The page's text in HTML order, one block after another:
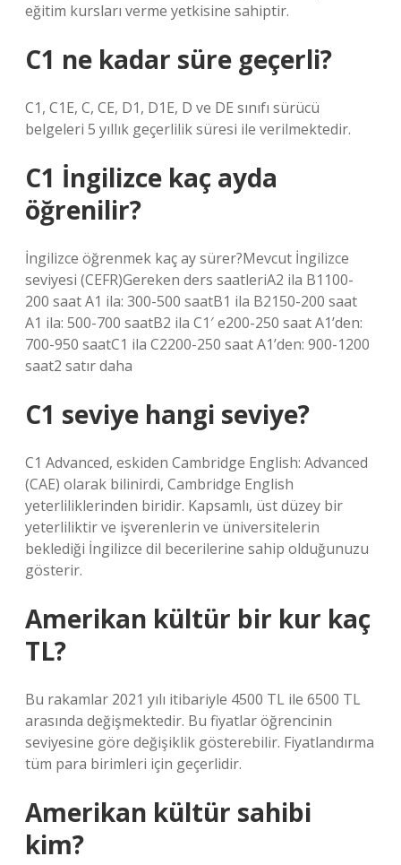
eğitim kursları verme yetkisine sahiptir.
C1 ne kadar süre geçerli?
C1, C1E, C, CE, D1, D1E, D ve DE sınıfı sürücü
belgeleri 5 yıllık geçerlilik süresi ile verilmektedir.
C1 İngilizce kaç ayda
öğrenilir?
İngilizce öğrenmek kaç ay sürer?Mevcut İngilizce
seviyesi (CEFR)Gereken ders saatleriA2 ila B1100-
200 saat A1 ila: 300-500 saatB1 ila B2150-200 saat
A1 ila: 500-700 saatB2 ila C1′ e200-250 saat A1’den:
700-950 saatC1 ila C2200-250 saat A1’den: 900-1200
saat2 satır daha
C1 seviye hangi seviye?
C1 Advanced, eskiden Cambridge English: Advanced
(CAE) olarak bilinirdi, Cambridge English
yeterliliklerinden biridir. Kapsamlı, üst düzey bir
yeterliliktir ve işverenlerin ve üniversitelerin
beklediği İngilizce dil becerilerine sahip olduğunuzu
gösterir.
Amerikan kültür bir kur kaç
TL?
Bu rakamlar 2021 yılı itibariyle 4500 TL ile 6500 TL
arasında değişmektedir. Bu fiyatlar öğrencinin
seviyesine göre değişiklik gösterebilir. Fiyatlandırma
tüm para birimleri için geçerlidir.
Amerikan kültür sahibi
kim?